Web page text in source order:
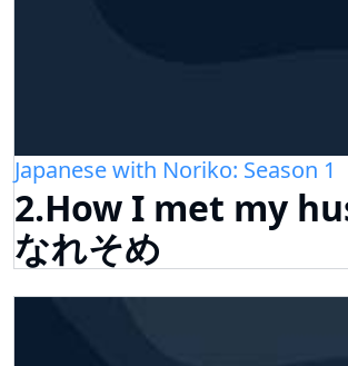
Japanese with Noriko: Season 1
2.How I met my
なれそめ